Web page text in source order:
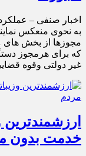
اخبار صنفی –
به نحوی منعکس
مجوزها از بخش
که برای هرمجوز
غیر دولتی وقوه
ارزشمندترین
خدمت بدون